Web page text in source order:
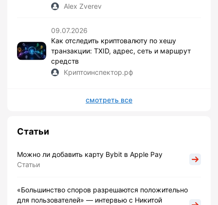
Alex Zverev
09.07.2026
Как отследить криптовалюту по хешу
транзакции: TXID, адрес, сеть и маршрут
средств
Криптоинспектор.рф
смотреть все
Статьи
Можно ли добавить карту Bybit в Apple Pay
Статьи
«Большинство споров разрешаются положительно
для пользователей» — интервью с Никитой